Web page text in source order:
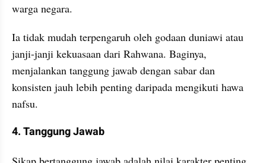
warga negara.
Ia tidak mudah terpengaruh oleh godaan duniawi atau
janji-janji kekuasaan dari Rahwana. Baginya,
menjalankan tanggung jawab dengan sabar dan
konsisten jauh lebih penting daripada mengikuti hawa
nafsu.
4. Tanggung Jawab